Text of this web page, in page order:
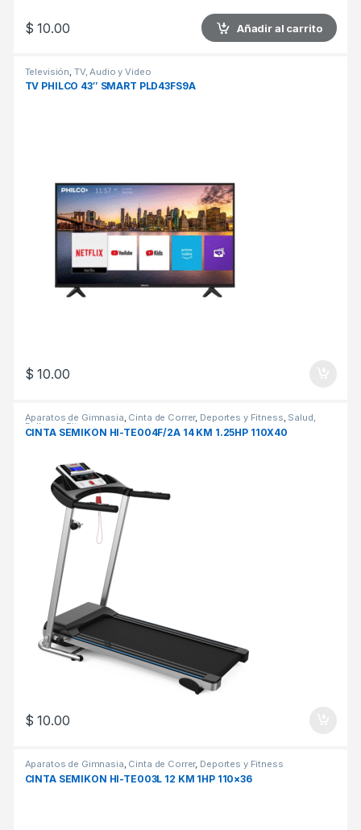
$ 10.00 Añadir al carrito
Televisión TV, Audio y Video
TV PHILCO 43″ SMART PLD43FS9A
$ 10.00
Aparatos de Gimnasia, Cinta de Correr, Deportes y Fitness, Salud,
Belleza y Fitness
CINTA SEMIKON HI-TE004F/2A 14 KM 1.25HP 110X40
$ 10.00
Aparatos de Gimnasia, Cinta de Correr, Deportes y Fitness
CINTA SEMIKON HI-TE003L 12 KM 1HP 110×36